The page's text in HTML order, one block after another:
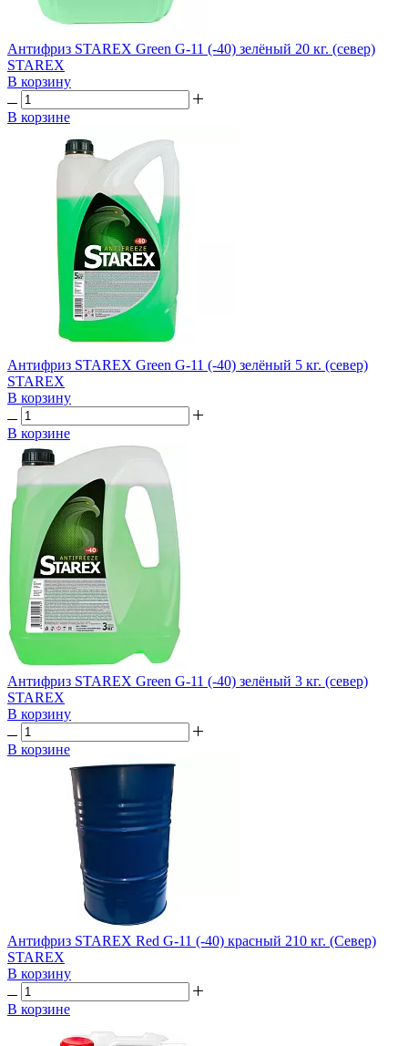
Антифриз STAREX Green G-11 (-40) зелёный 20 кг. (север)
STAREX
В корзину
В корзине
Антифриз STAREX Green G-11 (-40) зелёный 5 кг. (север)
STAREX
В корзину
В корзине
Антифриз STAREX Green G-11 (-40) зелёный 3 кг. (север)
STAREX
В корзину
В корзине
Антифриз STAREX Red G-11 (-40) красный 210 кг. (Север)
STAREX
В корзину
В корзине